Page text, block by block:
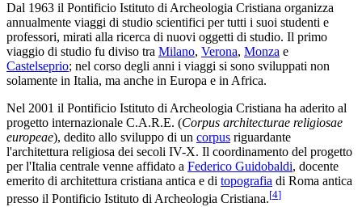
Dal 1963 il Pontificio Istituto di Archeologia Cristiana organizza
annualmente viaggi di studio scientifici per tutti i suoi studenti e
professori, mirati alla ricerca di nuovi oggetti di studio. Il primo
viaggio di studio fu diviso tra Milano, Verona, Monza e
Castelseprio; nel corso degli anni i viaggi si sono sviluppati non
solamente in Italia, ma anche in Europa e in Africa.
Nel 2001 il Pontificio Istituto di Archeologia Cristiana ha aderito al
progetto internazionale C.A.R.E. (Corpus architecturae religiosae
europeae), dedito allo sviluppo di un corpus riguardante
l'architettura religiosa dei secoli IV-X. Il coordinamento del progetto
per l'Italia centrale venne affidato a Federico Guidobaldi, docente
emerito di architettura cristiana antica e di topografia di Roma antica
presso il Pontificio Istituto di Archeologia Cristiana.[4]